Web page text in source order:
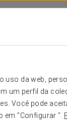
uso da web,
um perfil da
Você pode
em "Configurar ".